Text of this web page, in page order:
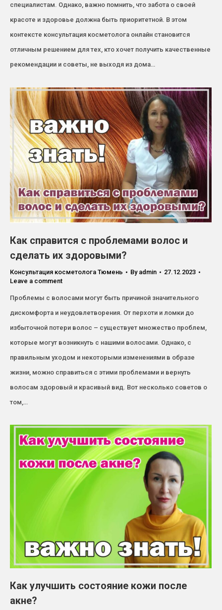
специалистам. Однако, важно помнить, что забота о своей
красоте и здоровье должна быть приоритетной. В этом
контексте консультация косметолога онлайн становится
отличным решением для тех, кто хочет получить качественные
рекомендации и советы, не выходя из дома…
Как справится с проблемами волос и
сделать их здоровыми?
Консультация косметолога Тюмень By admin
27.12.2023
Leave a comment
Проблемы с волосами могут быть причиной значительного
дискомфорта и неудовлетворения. От перхоти и ломки до
избыточной потери волос – существует множество проблем,
которые могут возникнуть с нашими волосами. Однако, с
правильным уходом и некоторыми изменениями в образе
жизни, можно справиться с этими проблемами и вернуть
волосам здоровый и красивый вид. Вот несколько советов о
том,…
Как улучшить состояние кожи после
акне?